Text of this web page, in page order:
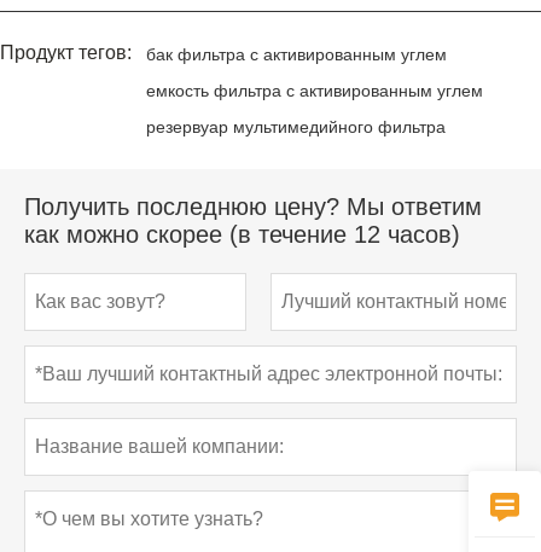
Продукт тегов:
бак фильтра с активированным углем
емкость фильтра с активированным углем
резервуар мультимедийного фильтра
Получить последнюю цену? Мы ответим
как можно скорее (в течение 12 часов)
